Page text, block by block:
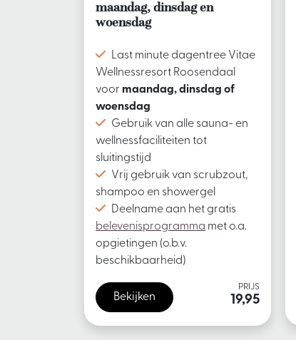
maandag, dinsdag en
woensdag
Last minute dagentree Vitae
Wellnessresort Roosendaal
voor maandag, dinsdag of
woensdag
Gebruik van alle sauna- en
wellnessfaciliteiten tot
sluitingstijd
Vrij gebruik van scrubzout,
shampoo en showergel
Deelname aan het gratis
belevenisprogramma met o.a.
opgietingen (o.b.v.
beschikbaarheid)
Bekijken
PRIJS
19,95